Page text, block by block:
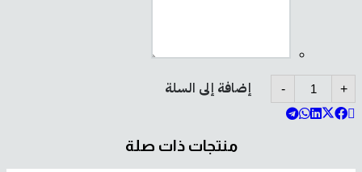
-
كمية
B130
+ إضافة إلى السلة
منتجات ذات صلة